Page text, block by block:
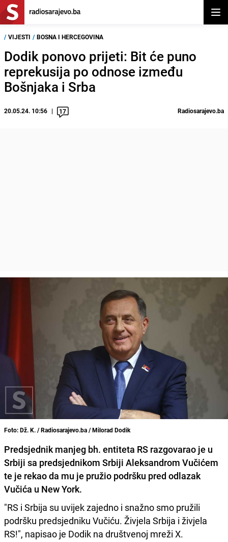
/ VIJESTI / BOSNA I HERCEGOVINA
Dodik ponovo prijeti: Bit će puno
reprekusija po odnose između
Bošnjaka i Srba
20.05.24. 10:56 17 Radiosarajevo.ba
Foto: Dž. K. / Radiosarajevo.ba / Milorad Dodik
Predsjednik manjeg bh. entiteta RS razgovarao je u
Srbiji sa predsjednikom Srbiji Aleksandrom Vučićem
te je rekao da mu je pružio podršku pred odlazak
Vučića u New York.
"RS i Srbija su uvijek zajedno i snažno smo pružili
podršku predsjedniku Vučiću. Živjela Srbija i živjela
RS!", napisao je Dodik na društvenoj mreži X.